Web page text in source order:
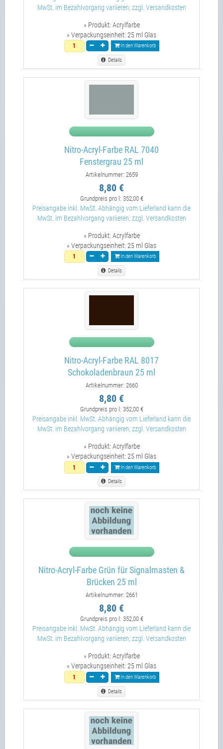
MwSt. im Bezahlvorgang variieren; zzgl. Versandkosten
» Produkt: Acrylfarbe
» Verpackungseinheit: 25 ml Glas
In den Warenkorb
Details
Nitro-Acryl-Farbe RAL 7040
Fenstergrau 25 ml
Artikelnummer: 2659
8,80 €
Grundpreis pro l: 352,00 €
Preisangabe inkl. MwSt. Abhängig vom Lieferland kann die
MwSt. im Bezahlvorgang variieren; zzgl. Versandkosten
» Produkt: Acrylfarbe
» Verpackungseinheit: 25 ml Glas
In den Warenkorb
Details
Nitro-Acryl-Farbe RAL 8017
Schokoladenbraun 25 ml
Artikelnummer: 2660
8,80 €
Grundpreis pro l: 352,00 €
Preisangabe inkl. MwSt. Abhängig vom Lieferland kann die
MwSt. im Bezahlvorgang variieren; zzgl. Versandkosten
» Produkt: Acrylfarbe
» Verpackungseinheit: 25 ml Glas
In den Warenkorb
Details
Nitro-Acryl-Farbe Grün für Signalmasten &
Brücken 25 ml
Artikelnummer: 2661
8,80 €
Grundpreis pro l: 352,00 €
Preisangabe inkl. MwSt. Abhängig vom Lieferland kann die
MwSt. im Bezahlvorgang variieren; zzgl. Versandkosten
» Produkt: Acrylfarbe
» Verpackungseinheit: 25 ml Glas
In den Warenkorb
Details